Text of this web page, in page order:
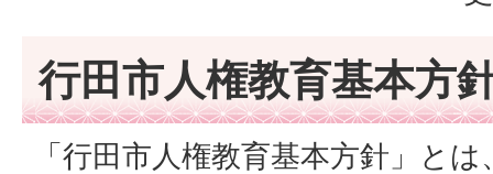
行田市人権教育基本方
「行田市人権教育基本方針」と